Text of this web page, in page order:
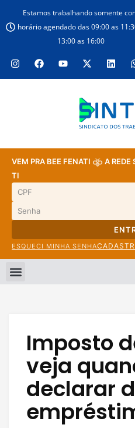
Estamos trabalhando somente
horário agendado das 09:00 as
13:00 as 16:00
VEM PRA BEE FENATI
A REDE
TI
ESQUECI MINHA SENHA
Imposto
veja
declarar